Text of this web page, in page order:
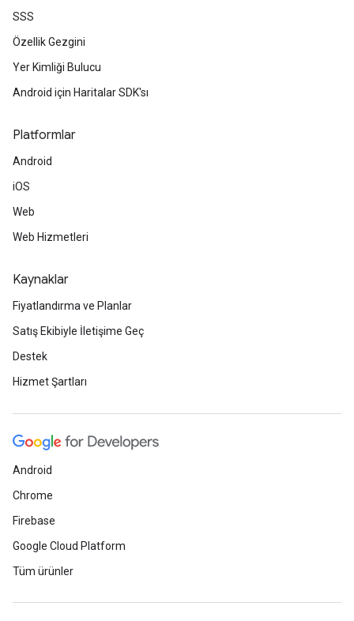
SSS
Özellik Gezgini
Yer Kimliği Bulucu
Android için Haritalar SDK'sı
Platformlar
Android
iOS
Web
Web Hizmetleri
Kaynaklar
Fiyatlandırma ve Planlar
Satış Ekibiyle İletişime Geç
Destek
Hizmet Şartları
Android
Chrome
Firebase
Google Cloud Platform
Tüm ürünler